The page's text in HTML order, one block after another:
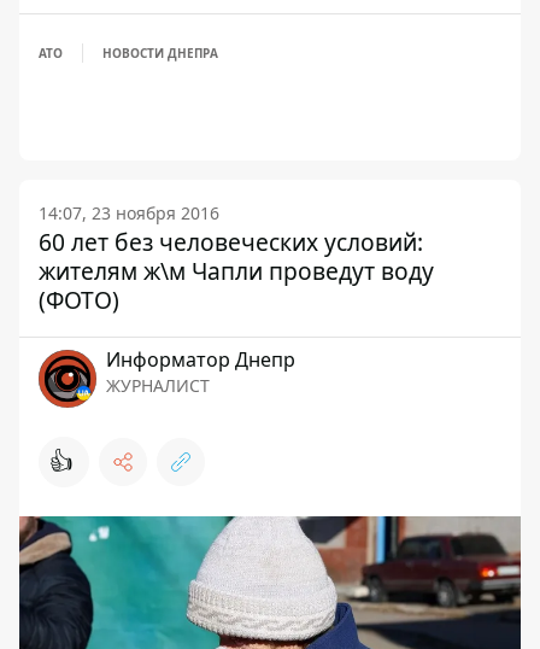
АТО НОВОСТИ ДНЕПРА
14:07, 23 ноября 2016
60 лет без человеческих условий:
жителям ж\м Чапли проведут воду
(ФОТО)
Информатор Днепр
ЖУРНАЛИСТ
👍